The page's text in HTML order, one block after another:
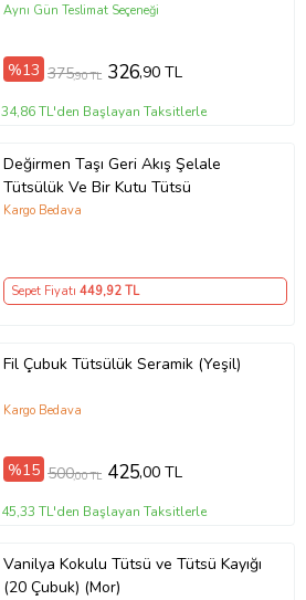
Aynı Gün Teslimat Seçeneği
%13 375,90 TL 326,90 TL
34,86 TL'den Başlayan Taksitlerle
Değirmen Taşı Geri Akış Şelale
Tütsülük Ve Bir Kutu Tütsü
Kargo Bedava
Sepet Fiyatı 449,92 TL
Fil Çubuk Tütsülük Seramik (Yeşil)
Kargo Bedava
%15 500,00 TL 425,00 TL
45,33 TL'den Başlayan Taksitlerle
Vanilya Kokulu Tütsü ve Tütsü Kayığı
(20 Çubuk) (Mor)